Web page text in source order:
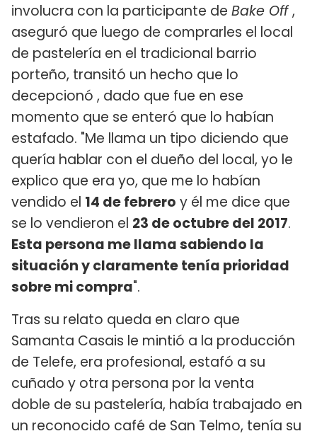
involucra con la participante de Bake Off,
aseguró que luego de comprarles el local
de pastelería en el tradicional barrio
porteño, transitó un hecho que lo
decepcionó , dado que fue en ese
momento que se enteró que lo habían
estafado. "Me llama un tipo diciendo que
quería hablar con el dueño del local, yo le
explico que era yo, que me lo habían
vendido el 14 de febrero y él me dice que
se lo vendieron el 23 de octubre del 2017.
Esta persona me llama sabiendo la
situación y claramente tenía prioridad
sobre mi compra".
Tras su relato queda en claro que
Samanta Casais le mintió a la producción
de Telefe, era profesional, estafó a su
cuñado y otra persona por la venta
doble de su pastelería, había trabajado en
un reconocido café de San Telmo, tenía su